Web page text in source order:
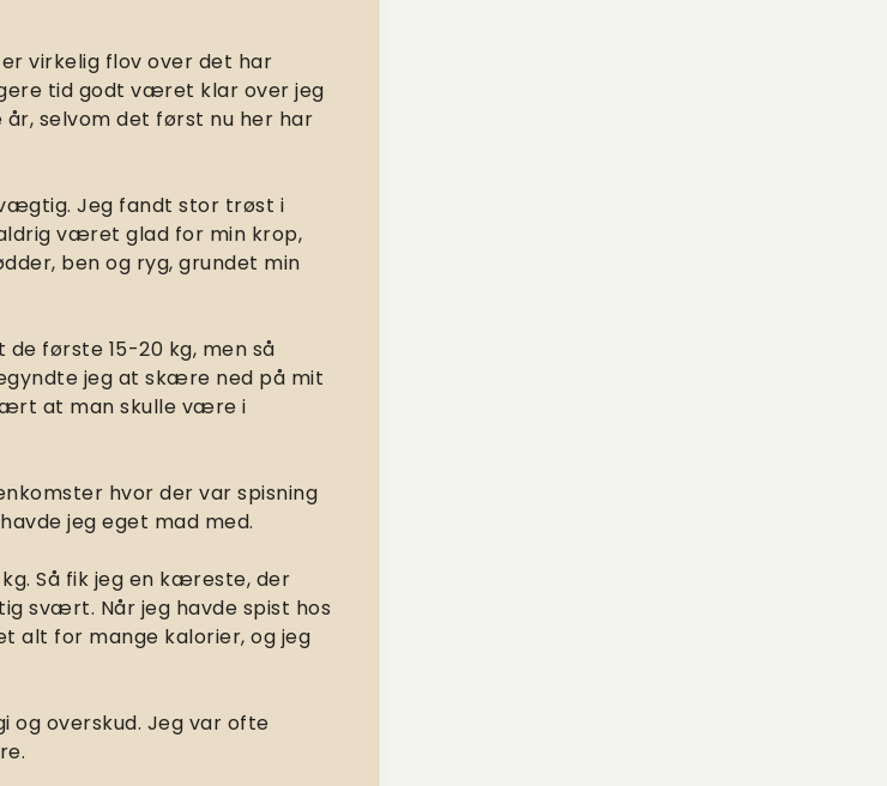
virkelig flov over det har
tid godt været klar over jeg
selvom det først nu her har
Jeg fandt stor trøst i
været glad for min krop,
ben og ryg, grundet min
første 15-20 kg, men så
jeg at skære ned på mit
at man skulle være i
hvor der var spisning
jeg eget mad med.
Så fik jeg en kæreste, der
svært. Når jeg havde spist hos
alt for mange kalorier, og jeg
og overskud. Jeg var ofte